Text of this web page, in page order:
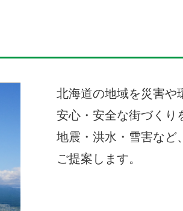
北海道の地域を災害や
安心・安全な街づくり
地震・洪水・雪害など
ご提案します。